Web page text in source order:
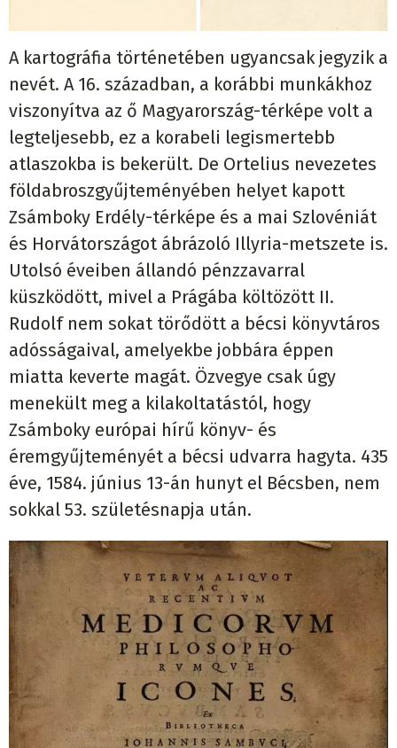
A kartográfia történetében ugyancsak jegyzik a
nevét. A 16. században, a korábbi munkákhoz
viszonyítva az ő Magyarország-térképe volt a
legteljesebb, ez a korabeli legismertebb
atlaszokba is bekerült. De Ortelius nevezetes
földabroszgyűjteményében helyet kapott
Zsámboky Erdély-térképe és a mai Szlovéniát
és Horvátországot ábrázoló Illyria-metszete is.
Utolsó éveiben állandó pénzzavarral
küszködött, mivel a Prágába költözött II.
Rudolf nem sokat törődött a bécsi könyvtáros
adósságaival, amelyekbe jobbára éppen
miatta keverte magát. Özvegye csak úgy
menekült meg a kilakoltatástól, hogy
Zsámboky európai hírű könyv- és
éremgyűjteményét a bécsi udvarra hagyta. 435
éve, 1584. június 13-án hunyt el Bécsben, nem
sokkal 53. születésnapja után.